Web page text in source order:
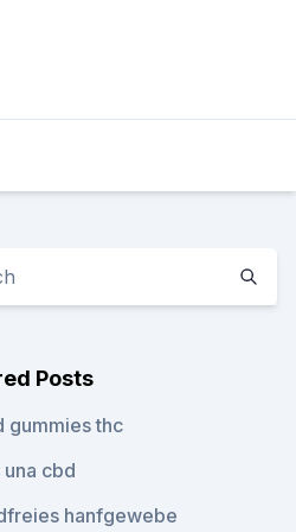
Posts
gummies thc
una cbd
hanfgewebe